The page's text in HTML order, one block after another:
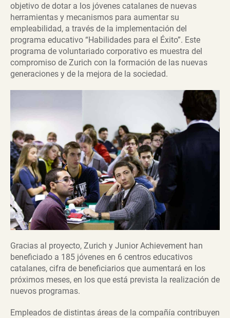
objetivo de dotar a los jóvenes catalanes de nuevas
herramientas y mecanismos para aumentar su
empleabilidad, a través de la implementación del
programa educativo “Habilidades para el Éxito”. Este
programa de voluntariado corporativo es muestra del
compromiso de Zurich con la formación de las nuevas
generaciones y de la mejora de la sociedad.
Gracias al proyecto, Zurich y Junior Achievement han
beneficiado a 185 jóvenes en 6 centros educativos
catalanes, cifra de beneficiarios que aumentará en los
próximos meses, en los que está prevista la realización de
nuevos programas.
Empleados de distintas áreas de la compañía contribuyen